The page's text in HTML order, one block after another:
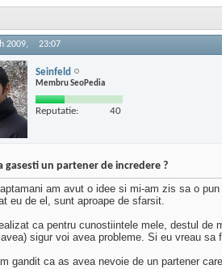
2009, 23:07
Seinfeld
Membru SeoPedia
Reputatie: 40
gasesti un partener de incredere ?
am avut o idee si mi-am zis sa o
eu de el, sunt aproape de sfarsit.
ca pentru cunostiintele mele, destul
sigur voi avea probleme. Si eu vreau
gandit ca as avea nevoie de un partener